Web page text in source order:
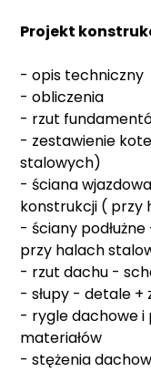
Projekt
- opis techniczny
- obliczenia
- rzut
- zestawienie
stalowych)
- ściana
konstrukcji ( przy
- ściany
przy halach
- rzut dachu -
- słupy - detale +
- rygle dachowe i
materiałów
- stężenia